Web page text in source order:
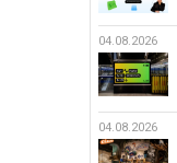
04.08.2026
04.08.2026